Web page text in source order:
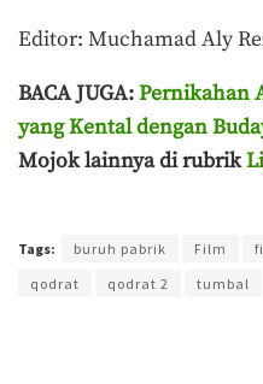
Editor: Muchamad Aly
BACA JUGA:Pernikahan
yang Kental dengan
Mojok lainnya di rubrik
Tags: buruh pabrik Film
qodrat
qodrat 2 tumbal